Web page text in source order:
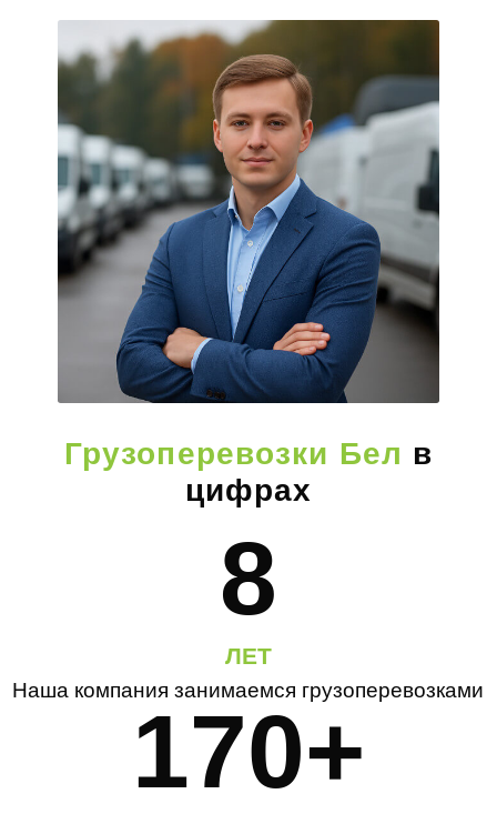
Грузоперевозки Бел в
цифрах
8
ЛЕТ
Наша компания занимаемся грузоперевозками
170+